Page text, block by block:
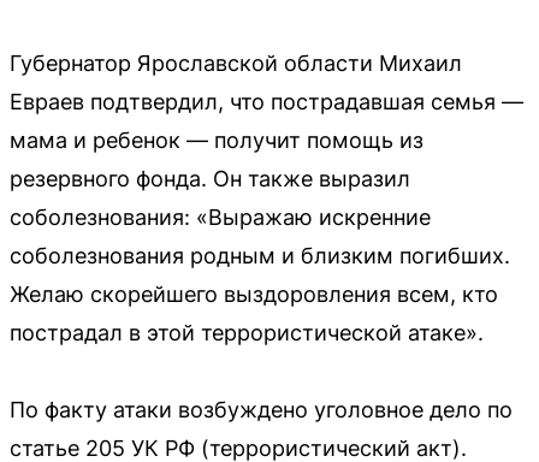
Губернатор Ярославской области Михаил
Евраев подтвердил, что пострадавшая семья —
мама и ребенок — получит помощь из
резервного фонда. Он также выразил
соболезнования: «Выражаю искренние
соболезнования родным и близким погибших.
Желаю скорейшего выздоровления всем, кто
пострадал в этой террористической атаке».
По факту атаки возбуждено уголовное дело по
статье 205 УК РФ (террористический акт).